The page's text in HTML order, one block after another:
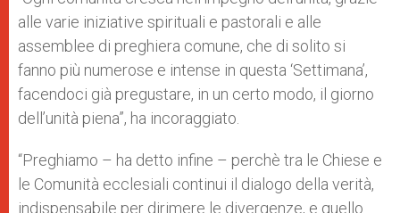
alle varie iniziative spirituali e pastorali e alle
assemblee di preghiera comune, che di solito si
fanno più numerose e intense in questa ‘Settimana’,
facendoci già pregustare, in un certo modo, il giorno
dell’unità piena”, ha incoraggiato.
“Preghiamo – ha detto infine – perchè tra le Chiese e
le Comunità ecclesiali continui il dialogo della verità,
indispensabile per dirimere le divergenze, e quello